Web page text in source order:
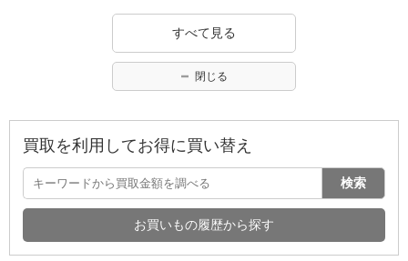
すべて見る
閉じる
買取を利用してお得に買い替え
検索
お買いもの履歴から探す